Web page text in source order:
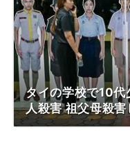
タイの学校で10
人殺害 祖父母殺